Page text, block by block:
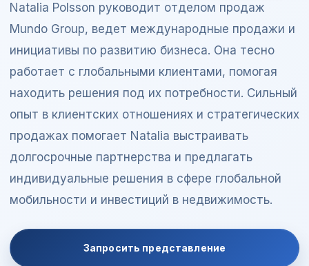
Natalia Polsson руководит отделом продаж
Mundo Group, ведет международные продажи и
инициативы по развитию бизнеса. Она тесно
работает с глобальными клиентами, помогая
находить решения под их потребности. Сильный
опыт в клиентских отношениях и стратегических
продажах помогает Natalia выстраивать
долгосрочные партнерства и предлагать
индивидуальные решения в сфере глобальной
мобильности и инвестиций в недвижимость.
Запросить представление